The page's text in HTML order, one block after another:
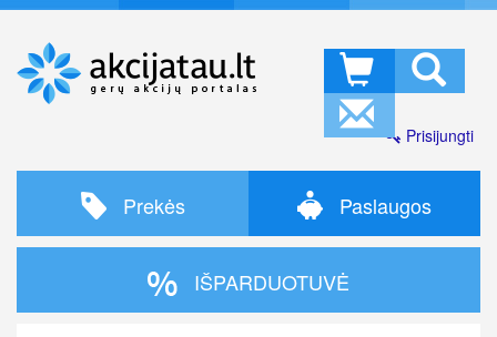
Prisijungti
Prekės Paslaugos
IŠPARDUOTUVĖ